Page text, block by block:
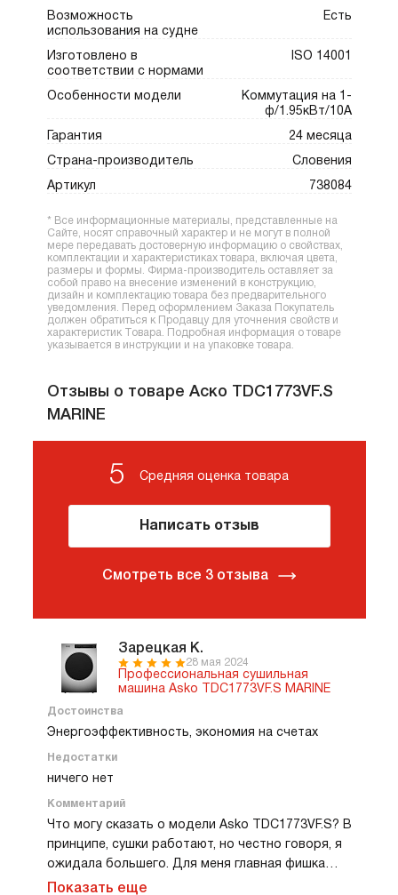
Возможность
использования на судне
Есть
Изготовлено в
соответствии с нормами
ISO 14001
Особенности модели
Коммутация на 1-
ф/1.95кВт/10A
Гарантия 24 месяца
Страна-производитель Словения
Артикул 738084
* Все информационные материалы, представленные на
Сайте, носят справочный характер и не могут в полной
мере передавать достоверную информацию о свойствах,
комплектации и характеристиках товара, включая цвета,
размеры и формы. Фирма-производитель оставляет за
собой право на внесение изменений в конструкцию,
дизайн и комплектацию товара без предварительного
уведомления. Перед оформлением Заказа Покупатель
должен обратиться к Продавцу для уточнения свойств и
характеристик Товара. Подробная информация о товаре
указывается в инструкции и на упаковке товара.
Отзывы о товаре Аско TDC1773VF.S
MARINE
Зарецкая К.
28 мая 2024
Профессиональная сушильная
машина Asko TDC1773VF.S MARINE
Достоинства
Энергоэффективность, экономия на счетах
Недостатки
ничего нет
Комментарий
Что могу сказать о модели Asko TDC1773VF.S? В
принципе, сушки работают, но честно говоря, я
ожидала большего. Для меня главная фишка
была в экономии на счетах за электроэнергию.
Показать еще
5 Средняя оценка товара
Написать отзыв
Смотреть все 3 отзыва